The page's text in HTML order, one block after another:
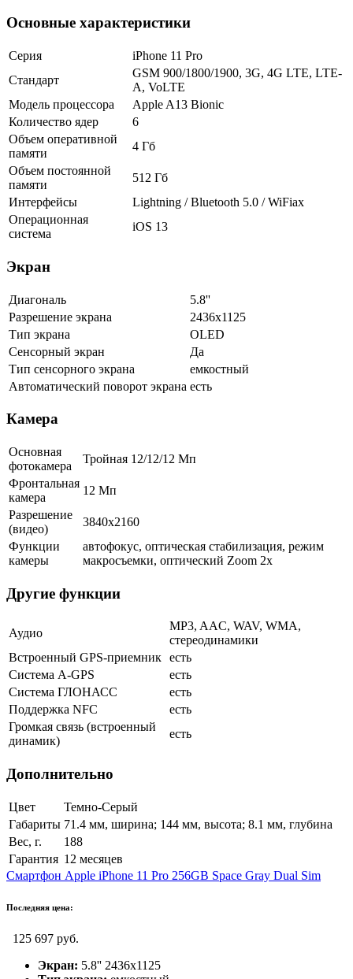
Основные характеристики
Серия
iPhone 11 Pro
Стандарт
GSM 900/1800/1900, 3G, 4G LTE, LTE-
A, VoLTE
Модель процессора
Apple A13 Bionic
Количество ядер
6
Объем оперативной
памяти
4 Гб
Объем постоянной
памяти
512 Гб
Интерфейсы
Lightning / Bluetooth 5.0 / WiFiax
Операционная
система
iOS 13
Экран
Диагональ
5.8''
Разрешение экрана
2436x1125
Тип экрана
OLED
Сенсорный экран
Да
Тип сенсорного экрана
емкостный
Автоматический поворот экрана есть
Камера
Основная
фотокамера
Тройная 12/12/12 Мп
Фронтальная
камера
12 Мп
Разрешение
(видео)
3840x2160
Функции
камеры
автофокус, оптическая стабилизация, режим
макросъемки, оптический Zoom 2x
Другие функции
Аудио
MP3, AAC, WAV, WMA,
стереодинамики
Встроенный GPS-приемник есть
Cистема A-GPS
есть
Система ГЛОНАСС
есть
Поддержка NFC
есть
Громкая связь (встроенный
динамик)
есть
Дополнительно
Цвет
Темно-Серый
Габариты 71.4 мм, ширина; 144 мм, высота; 8.1 мм, глубина
Вес, г.
188
Гарантия 12 месяцев
Смартфон Apple iPhone 11 Pro 256GB Space Gray Dual Sim
Последняя цена:
125 697 руб.
Экран: 5.8'' 2436x1125